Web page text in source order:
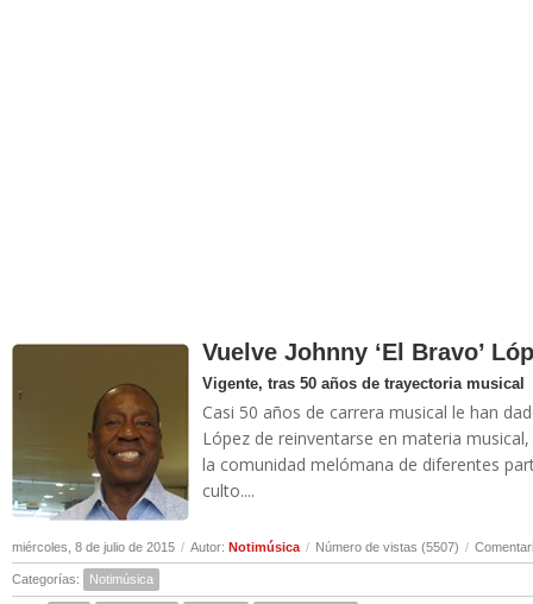
Vuelve Johnny ‘El Bravo’
Vigente, tras 50 años de trayectoria musical
Casi 50 años de carrera musical le han
López de reinventarse en materia
la comunidad melómana de diferentes
culto....
miércoles, 8 de julio de 2015 / Autor: Notimúsica / Número de vistas (5507) /
Categorías: Notimúsica